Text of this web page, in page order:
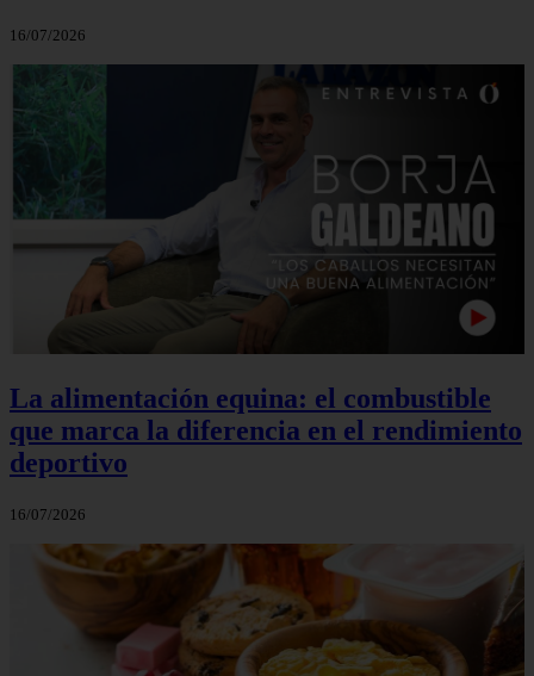
16/07/2026
La alimentación equina: el combustible
que marca la diferencia en el rendimiento
deportivo
16/07/2026